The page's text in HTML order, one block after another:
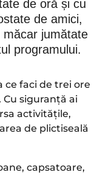
de oră și cu
de amici,
jumătate
programului.
ce faci de trei ore
siguranță ai
activitățile,
de plictiseală
capsatoare,